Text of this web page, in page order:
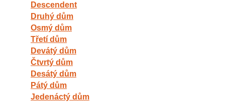
Descendent
Druhý dům
Osmý dům
Třetí dům
Devátý dům
Čtvrtý dům
Desátý dům
Pátý dům
Jedenáctý dům